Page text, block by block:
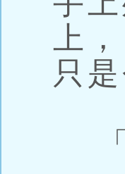
上
只
「